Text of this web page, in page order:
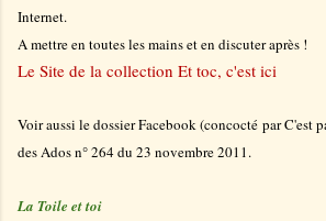
Internet.
A mettre en toutes les mains et en discuter après !
Le Site de la collection Et toc, c'est ici
Voir aussi le dossier Facebook (concocté par C'est
des Ados n° 264 du 23 novembre 2011.
La Toile et toi